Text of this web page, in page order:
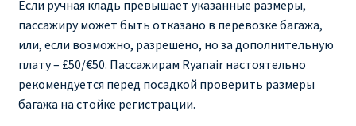
Если ручная кладь превышает указанные размеры,
пассажиру может быть отказано в перевозке багажа,
или, если возможно, разрешено, но за дополнительную
плату – £50/€50. Пассажирам Ryanair настоятельно
рекомендуется перед посадкой проверить размеры
багажа на стойке регистрации.